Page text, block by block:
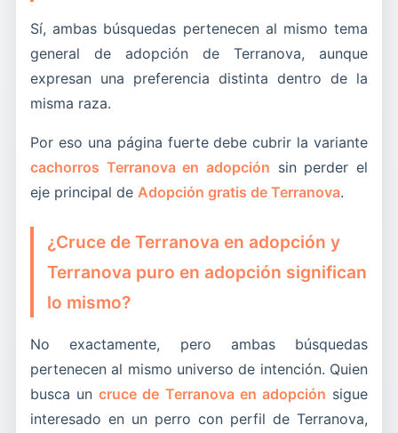
Sí, ambas búsquedas pertenecen al mismo tema
general de adopción de Terranova, aunque
expresan una preferencia distinta dentro de la
misma raza.
Por eso una página fuerte debe cubrir la variante
cachorros Terranova en adopción sin perder el
eje principal de Adopción gratis de Terranova.
¿Cruce de Terranova en adopción y
Terranova puro en adopción significan
lo mismo?
No exactamente, pero ambas búsquedas
pertenecen al mismo universo de intención. Quien
busca uncruce de Terranova en adopción sigue
interesado en un perro con perfil de Terranova,